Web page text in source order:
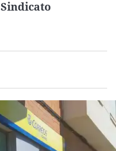
La rosa de los vientos
Como el perro y el
Caso
Equipo de
Extremadura
La Rioja
País Vasco
Virales
Elecciones
Sindicato